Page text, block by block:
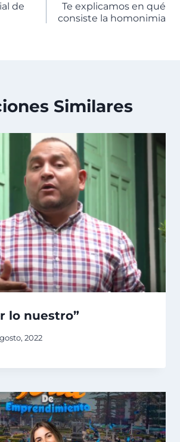
de
Te explicamos en qué
consiste la homonimia
Similares
lo nuestro”
2022